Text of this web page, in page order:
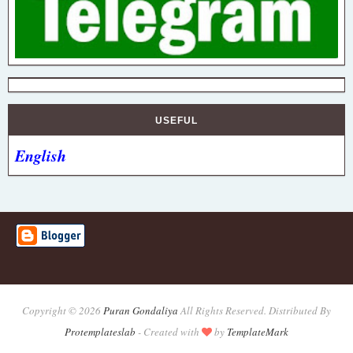
USEFUL
English
Copyright ©2026 Puran GondaliyaAll Rights Reserved. Distributed By
Protemplateslab - Created with by TemplateMark